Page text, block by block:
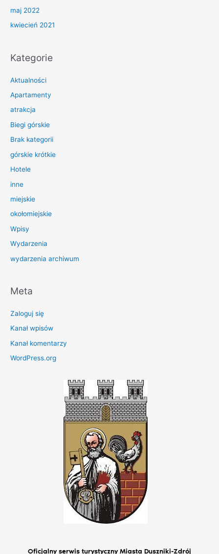
maj 2022
kwiecień 2021
Kategorie
Aktualności
Apartamenty
atrakcja
Biegi górskie
Brak kategorii
górskie krótkie
Hotele
inne
miejskie
okołomiejskie
Wpisy
Wydarzenia
wydarzenia archiwum
Meta
Zaloguj się
Kanał wpisów
Kanał komentarzy
WordPress.org
Oficjalny serwis turystyczny Miasta Duszniki-Zdrój